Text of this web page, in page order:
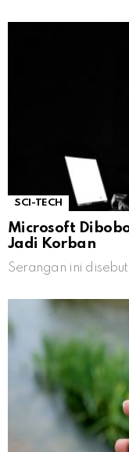
SCI-TECH
Microsoft
Jadi Korban
Serangan ini